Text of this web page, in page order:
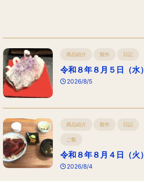
商品紹介 製作 日記
令和８年８月５日（水）
2026/8/5
商品紹介 製作 日記
ご飯
令和８年８月４日（火）
2026/8/4